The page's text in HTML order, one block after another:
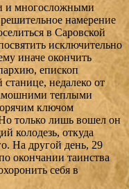
и многосложными
намерение
в Саровской
исключительно
иначе окончить
епископ
недалеко от
теплыми
ключом
только лишь вошел он
колодезь, откуда
На другой день, 29
окончании таинства
себя в